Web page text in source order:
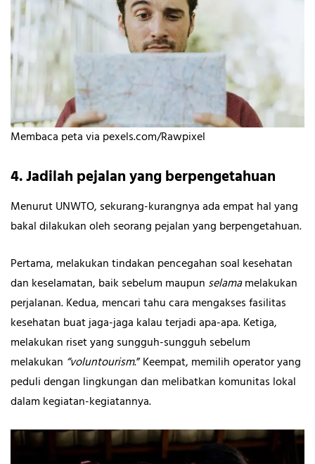
Membaca peta via pexels.com/Rawpixel
4. Jadilah pejalan yang berpengetahuan
Menurut UNWTO, sekurang-kurangnya ada empat hal yang
bakal dilakukan oleh seorang pejalan yang berpengetahuan.
Pertama, melakukan tindakan pencegahan soal kesehatan
dan keselamatan, baik sebelum maupun selamamelakukan
perjalanan. Kedua, mencari tahu cara mengakses fasilitas
kesehatan buat jaga-jaga kalau terjadi apa-apa. Ketiga,
melakukan riset yang sungguh-sungguh sebelum
melakukan “voluntourism.” Keempat, memilih operator yang
peduli dengan lingkungan dan melibatkan komunitas lokal
dalam kegiatan-kegiatannya.